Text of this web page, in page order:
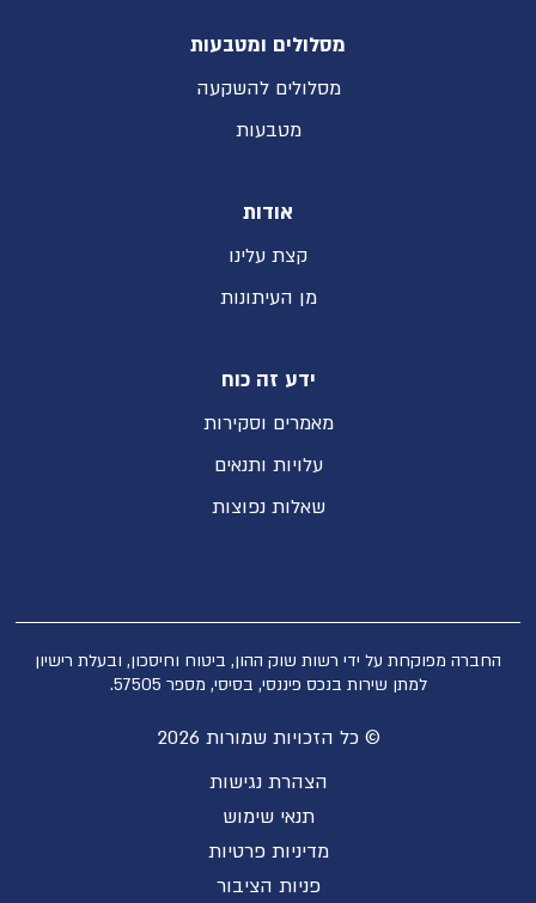
מסלולים ומטבעות
מסלולים להשקעה
מטבעות
אודות
קצת עלינו
מן העיתונות
ידע זה כוח
מאמרים וסקירות
עלויות ותנאים
שאלות נפוצות
החברה מפוקחת על ידי רשות שוק ההון, ביטוח וחיסכון, ובעלת רישיון
למתן שירות בנכס פיננסי, בסיסי, מספר 57505.
© כל הזכויות שמורות 2026
הצהרת נגישות
תנאי שימוש
מדיניות פרטיות
פניות הציבור